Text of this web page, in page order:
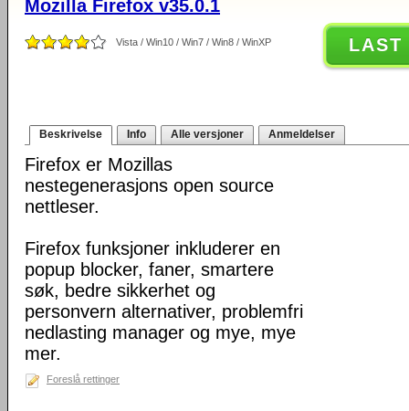
Mozilla Firefox v35.0.1
Vista / Win10 / Win7 / Win8 / WinXP LAST
Beskrivelse Info Alle versjoner Anmeldelser
Firefox er Mozillas
nestegenerasjons open source
nettleser.
Firefox funksjoner inkluderer en
popup blocker, faner, smartere
søk, bedre sikkerhet og
personvern alternativer, problemfri
nedlasting manager og mye, mye
mer.
Foreslå rettinger